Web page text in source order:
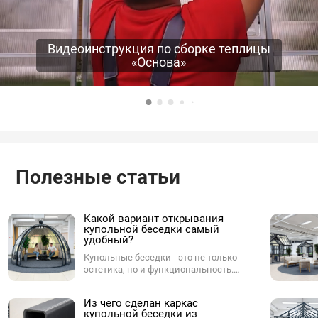
Видеоинструкция по сборке теплицы
«Основа»
Полезные статьи
Какой вариант открывания
купольной беседки самый
удобный?
Купольные беседки - это не только
эстетика, но и функциональность.
открывания. От него зависит,
Из чего сделан каркас
купольной беседки из